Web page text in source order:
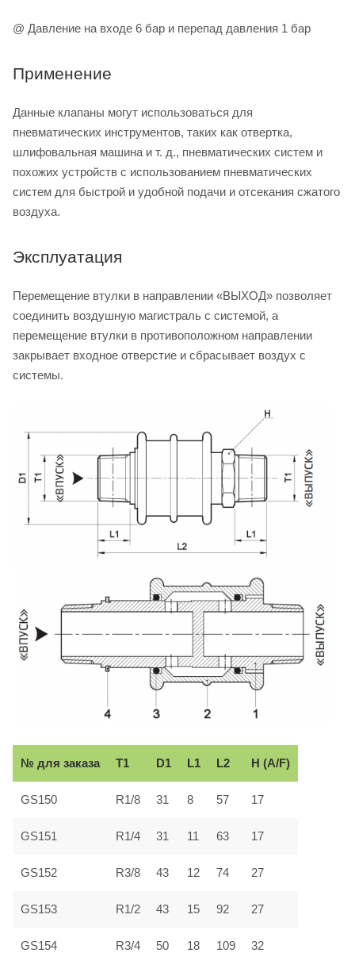
@ Давление на входе 6 бар и перепад давления 1 бар
Применение
Данные клапаны могут использоваться для
пневматических инструментов, таких как отвертка,
шлифовальная машина и т. д., пневматических систем и
похожих устройств с использованием пневматических
систем для быстрой и удобной подачи и отсекания сжатого
воздуха.
Эксплуатация
Перемещение втулки в направлении «ВЫХОД» позволяет
соединить воздушную магистраль с системой, а
перемещение втулки в противоположном направлении
закрывает входное отверстие и сбрасывает воздух с
системы.
№ для заказа T1 D1 L1 L2 H (A/F)
GS150 R1/8 31 8 57 17
GS151 R1/4 31 11 63 17
GS152 R3/8 43 12 74 27
GS153 R1/2 43 15 92 27
GS154 R3/4 50 18 109 32